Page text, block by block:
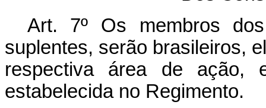
Art. 7º Os membros
suplentes, serão brasileiros,
respectiva área de ação,
estabelecida no Regimento.